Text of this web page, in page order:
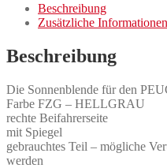
Beschreibung
Zusätzliche Informationen
Beschreibung
Die Sonnenblende für den
Farbe FZG – HELLGRAU
rechte Beifahrerseite
mit Spiegel
gebrauchtes Teil – mögliche
werden